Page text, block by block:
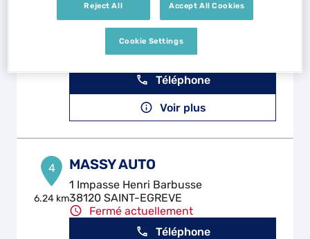
MASSY AUTO
1 Impasse Henri Barbusse
38120 SAINT-EGREVE
Fermé actuellement
Téléphone
Voir plus
4
6.24 km
MASSY AUTO
1 Impasse Henri Barbusse
38120 SAINT-EGREVE
Fermé actuellement
Téléphone
Reject All Accept All Cookies
Cookie Settings